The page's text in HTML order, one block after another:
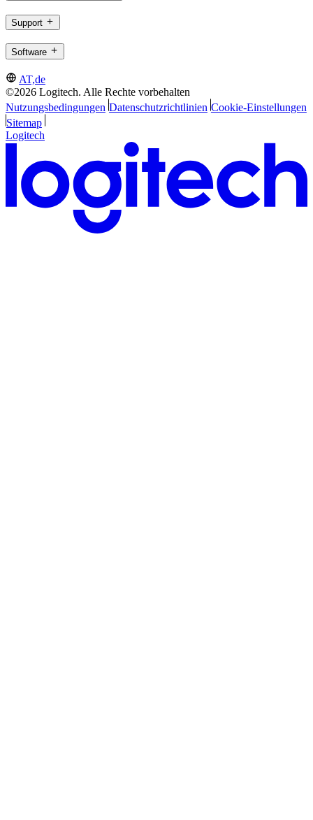
Support
Software
AT,de
©2026 Logitech. Alle Rechte vorbehalten
Nutzungsbedingungen Datenschutzrichtlinien Cookie-Einstellungen
Sitemap
Logitech